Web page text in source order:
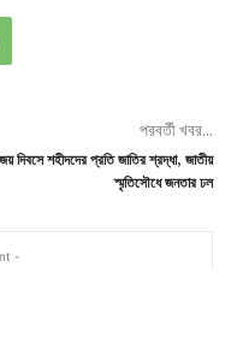
পরবর্তী খবর...
দিবসে শহীদদের প্রতি জাতির শ্রদ্ধা, জাতীয়
স্মৃতিসৌধে জনতার ঢল
-